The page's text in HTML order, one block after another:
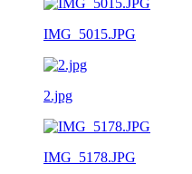
IMG_5015.JPG
2.jpg
IMG_5178.JPG